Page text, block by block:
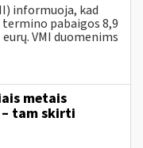
informuoja, kad
pabaigos 8,9
VMI duomenims
metais
tam skirti